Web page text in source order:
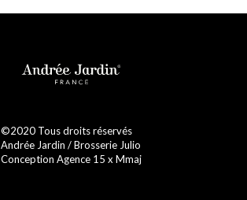
©2020 Tous droits réservés
Andrée Jardin / Brosserie Julio
Conception Agence 15 x Mmaj